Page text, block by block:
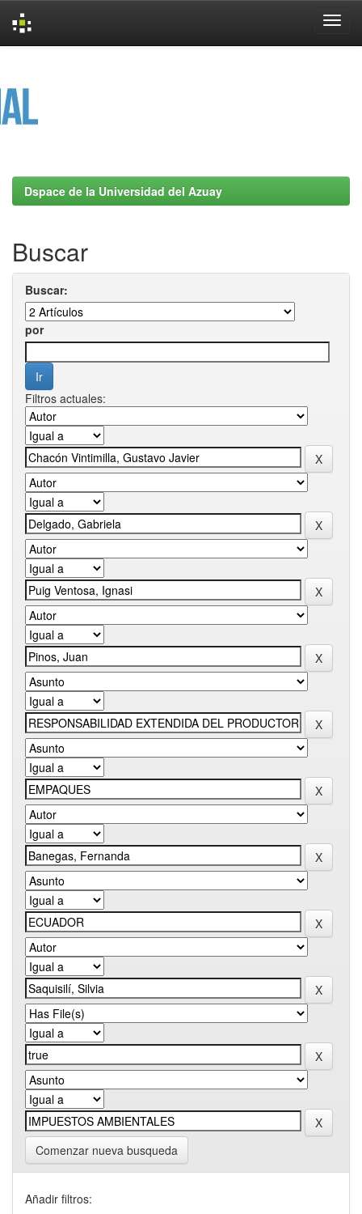
Dspace de la Universidad del Azuay
Buscar
Buscar:
por
Filtros actuales:
Comenzar nueva busqueda
Añadir filtros: